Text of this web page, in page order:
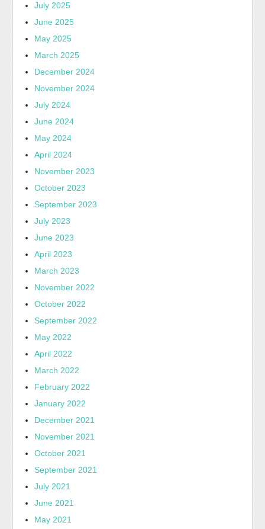
July 2025
June 2025
May 2025
March 2025
December 2024
November 2024
July 2024
June 2024
May 2024
April 2024
November 2023
October 2023
September 2023
July 2023
June 2023
April 2023
March 2023
November 2022
October 2022
September 2022
May 2022
April 2022
March 2022
February 2022
January 2022
December 2021
November 2021
October 2021
September 2021
July 2021
June 2021
May 2021